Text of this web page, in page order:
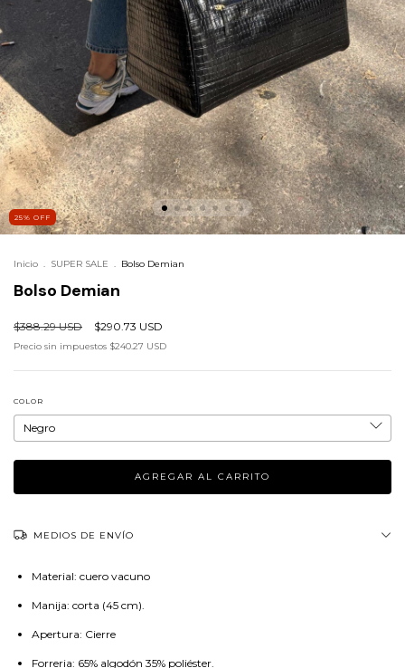
25% OFF
Inicio . SUPER SALE . Bolso Demian
Bolso Demian
$388.29 USD $290.73 USD
Precio sin impuestos $240.27 USD
COLOR
MEDIOS DE ENVÍO
Material: cuero vacuno
Manija: corta (45 cm).
Apertura: Cierre
Forreria: 65% algodón 35% poliéster.